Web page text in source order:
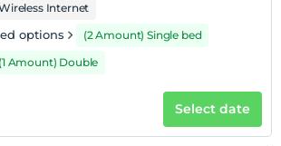
Internet
options
(2 Amount) Single bed
(1 Amount) Double
Select date